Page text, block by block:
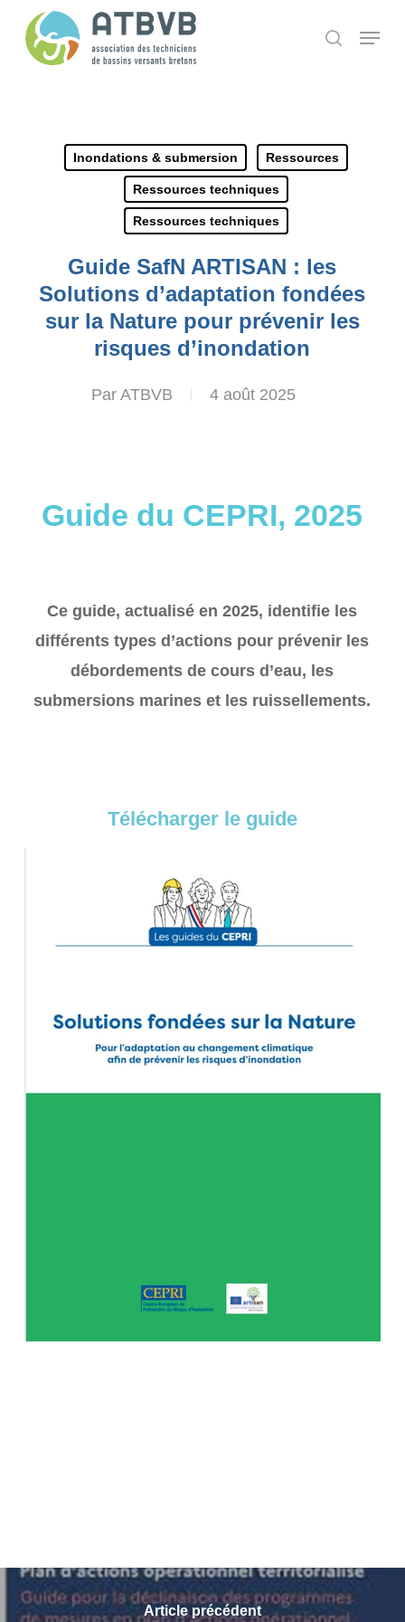
search
Menu
Inondations & submersion Ressources
Ressources techniques
Ressources techniques
Guide SafN ARTISAN : les
Solutions d’adaptation fondées
sur la Nature pour prévenir les
risques d’inondation
Par ATBVB 4 août 2025
Guide du CEPRI, 2025
Ce guide, actualisé en 2025, identifie les
différents types d’actions pour prévenir les
débordements de cours d’eau, les
submersions marines et les ruissellements.
Télécharger le guide
Article précédent
Panneau de gestion des cookies